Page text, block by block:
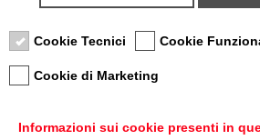
Privacy policy-
Cookie Tecnici Cookie
Cookie di Marketing
Informazioni sui cookie presenti in